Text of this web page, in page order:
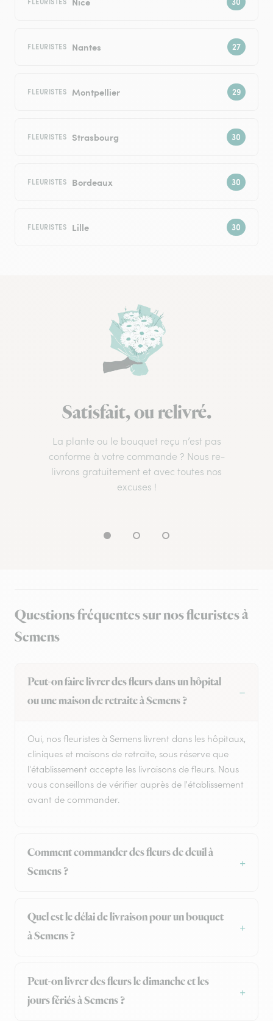
FLEURISTES Nantes
FLEURISTES Montpellier
FLEURISTES Strasbourg
FLEURISTES Bordeaux
FLEURISTES Lille
Satisfait, ou relivré.
La plante ou le bouquet reçu n’est pas
conforme à votre commande ? Nous re-
livrons gratuitement et avec toutes nos
excuses !
Questions fréquentes sur nos fleuristes à
Semens
Peut-on faire livrer des fleurs dans un hôpital
ou une maison de retraite à Semens ?
Oui, nos fleuristes à Semens livrent dans les hôpitaux,
cliniques et maisons de retraite, sous réserve que
l'établissement accepte les livraisons de fleurs. Nous
vous conseillons de vérifier auprès de l'établissement
avant de commander.
Comment commander des fleurs de deuil à
Semens ?
Quel est le délai de livraison pour un bouquet
à Semens ?
Peut-on livrer des fleurs le dimanche et les
jours fériés à Semens ?